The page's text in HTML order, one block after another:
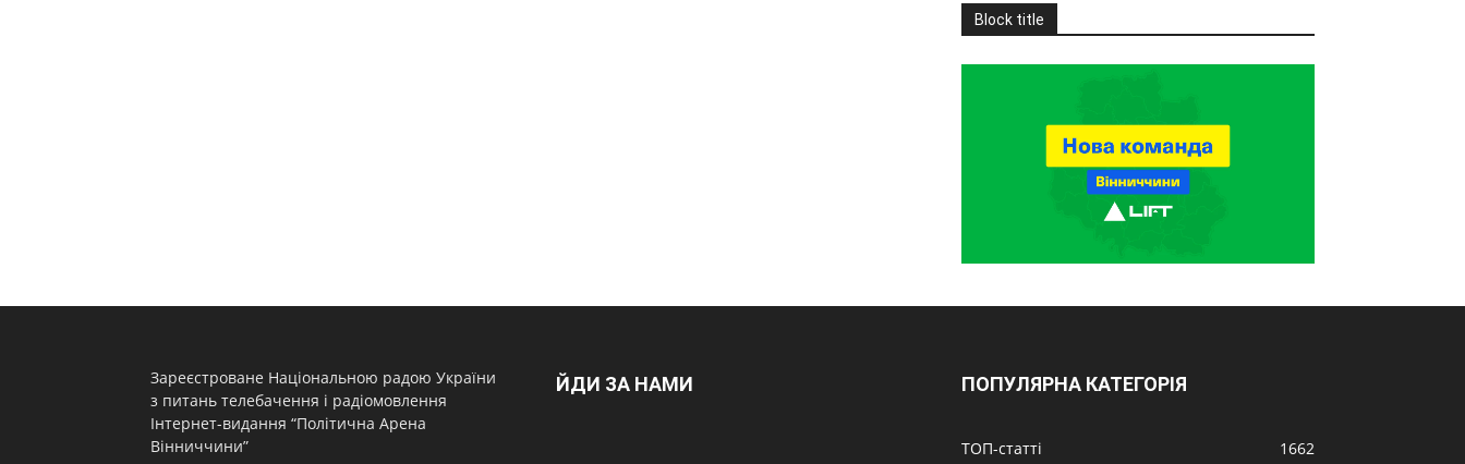
Block title
Зареєстроване Національною радою України
з питань телебачення і радіомовлення
Інтернет-видання “Політична Арена
Вінниччини”
ЙДИ ЗА НАМИ ПОПУЛЯРНА КАТЕГОРІЯ
ТОП-статті 1662